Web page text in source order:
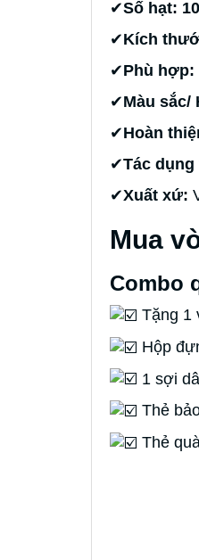
✔Số hạt:
✔Kích
✔Phù hợp:
✔Màu sắc/
✔Hoàn
✔Tác
✔Xuất xứ:
Mua
Combo
Tặng 1
Hộp
1 sợi
Thẻ
Thẻ